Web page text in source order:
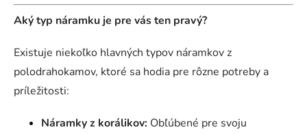
Aký typ náramku je pre vás ten pravý?
Existuje niekoľko hlavných typov náramkov z
polodrahokamov, ktoré sa hodia pre rôzne potreby a
príležitosti:
Náramky z korálikov: Obľúbené pre svoju